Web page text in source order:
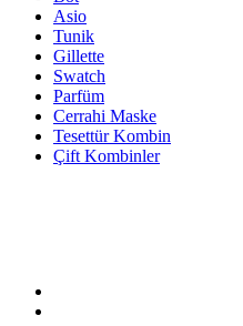
Asio
Tunik
Gillette
Swatch
Parfüm
Cerrahi Maske
Tesettür Kombin
Çift Kombinler